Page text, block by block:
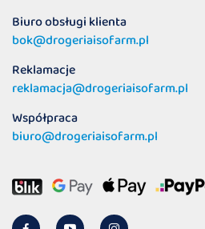
Biuro obsługi klienta
bok@drogeriaisofarm.pl
Reklamacje
reklamacja@drogeriaisofarm.pl
Współpraca
biuro@drogeriaisofarm.pl